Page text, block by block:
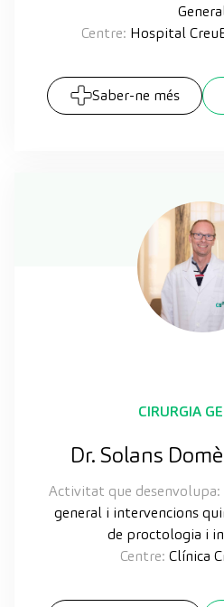
Centre: Hospital
Saber-ne més
CIRURGIA
Dr. Solans
Activitat que desenvolupa:
general i intervencions
de proctologia i
Centre: Clínica